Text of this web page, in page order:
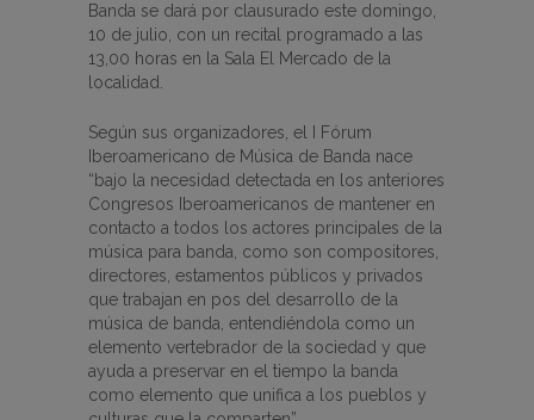
Banda se dará por clausurado este domingo,
10 de julio, con un recital programado a las
13,00 horas en la Sala El Mercado de la
localidad.
Según sus organizadores, el I Fórum
Iberoamericano de Música de Banda nace
“bajo la necesidad detectada en los anteriores
Congresos Iberoamericanos de mantener en
contacto a todos los actores principales de la
música para banda, como son compositores,
directores, estamentos públicos y privados
que trabajan en pos del desarrollo de la
música de banda, entendiéndola como un
elemento vertebrador de la sociedad y que
ayuda a preservar en el tiempo la banda
como elemento que unifica a los pueblos y